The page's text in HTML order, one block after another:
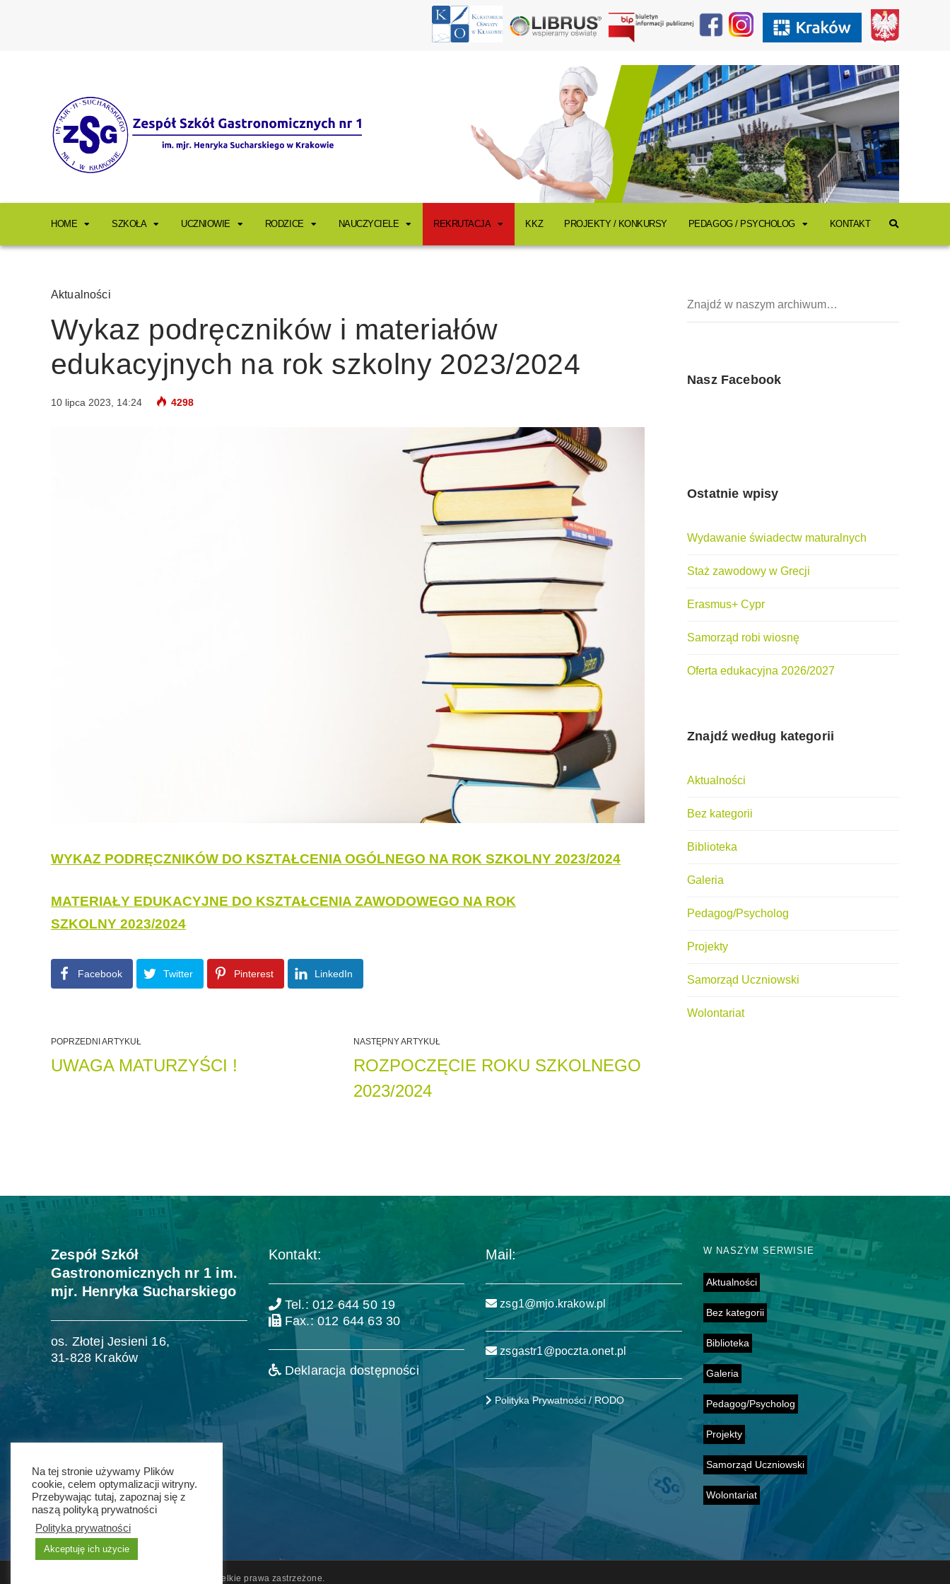
HOME SZKOŁA UCZNIOWIE RODZICE NAUCZYCIELE REKRUTACJA KKZ PROJEKTY / KONKURSY PEDAGOG / PSYCHOLOG KONTAKT
Aktualności
Wykaz podręczników i materiałów
edukacyjnych na rok szkolny 2023/2024
10 lipca 2023, 14:24 4298
WYKAZ PODRĘCZNIKÓW DO KSZTAŁCENIA OGÓLNEGO NA ROK SZKOLNY 2023/2024
MATERIAŁY EDUKACYJNE DO KSZTAŁCENIA ZAWODOWEGO NA ROK
SZKOLNY 2023/2024
Facebook Twitter Pinterest LinkedIn
POPRZEDNI ARTYKUŁ
UWAGA MATURZYŚCI !
NASTĘPNY ARTYKUŁ
ROZPOCZĘCIE ROKU SZKOLNEGO
2023/2024
Nasz Facebook
Ostatnie wpisy
Wydawanie świadectw maturalnych
Staż zawodowy w Grecji
Erasmus+ Cypr
Samorząd robi wiosnę
Oferta edukacyjna 2026/2027
Znajdź według kategorii
Aktualności
Bez kategorii
Biblioteka
Galeria
Pedagog/Psycholog
Projekty
Samorząd Uczniowski
Wolontariat
Zespół Szkół
Gastronomicznych nr 1 im.
mjr. Henryka Sucharskiego
os. Złotej Jesieni 16,
31-828 Kraków
Kontakt:
Tel.: 012 644 50 19
Fax.: 012 644 63 30
Deklaracja dostępności
Mail:
zsg1@mjo.krakow.pl
zsgastr1@poczta.onet.pl
Polityka Prywatności / RODO
W NASZYM SERWISIE
Aktualności
Bez kategorii
Biblioteka
Galeria
Pedagog/Psycholog
Projekty
Samorząd Uczniowski
Wolontariat
© 2011 - 2021 ZSG nr 1 w Krakowie. Wszelkie prawa zastrzeżone.
Na tej stronie używamy Plików
cookie, celem optymalizacji witryny.
Przebywając tutaj, zapoznaj się z
naszą polityką prywatności
Polityka prywatności
Akceptuję ich użycie